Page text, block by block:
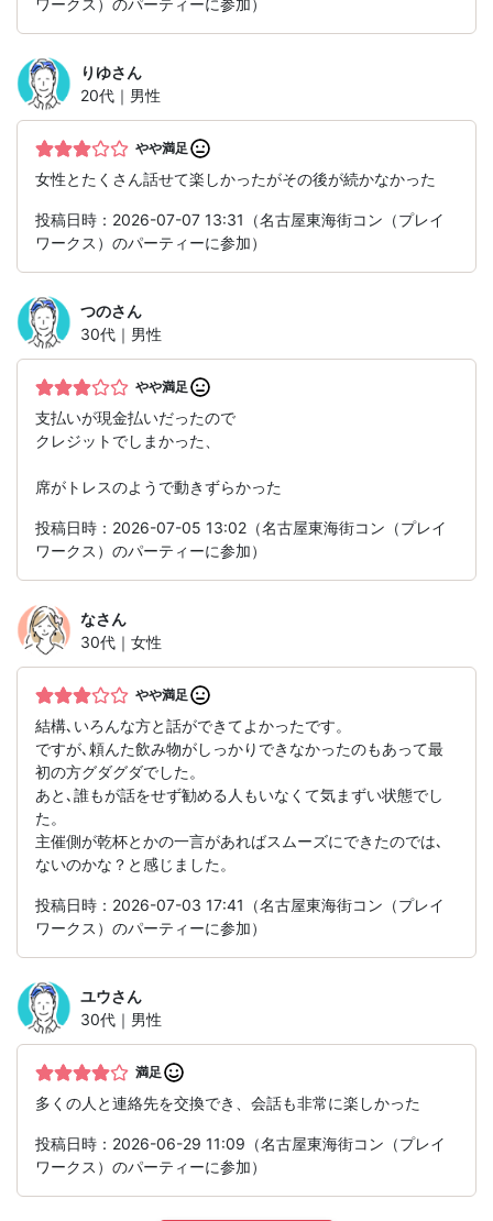
ワークス）のパーティーに参加）
りゆさん
20代｜男性
やや満足
女性とたくさん話せて楽しかったがその後が続かなかった
投稿日時：2026-07-07 13:31（名古屋東海街コン（プレイ
ワークス）のパーティーに参加）
つのさん
30代｜男性
やや満足
支払いが現金払いだったので
クレジットでしまかった、
席がトレスのようで動きずらかった
投稿日時：2026-07-05 13:02（名古屋東海街コン（プレイ
ワークス）のパーティーに参加）
なさん
30代｜女性
やや満足
結構､いろんな方と話ができてよかったです。
ですが､頼んた飲み物がしっかりできなかったのもあって最
初の方グダグダでした。
あと､誰もが話をせず勧める人もいなくて気まずい状態でし
た。
主催側が乾杯とかの一言があればスムーズにできたのでは､
ないのかな？と感じました。
投稿日時：2026-07-03 17:41（名古屋東海街コン（プレイ
ワークス）のパーティーに参加）
ユウさん
30代｜男性
満足
多くの人と連絡先を交換でき、会話も非常に楽しかった
投稿日時：2026-06-29 11:09（名古屋東海街コン（プレイ
ワークス）のパーティーに参加）